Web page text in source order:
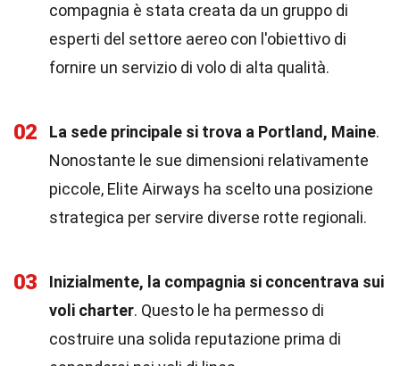
compagnia è stata creata da un gruppo di
esperti del settore aereo con l'obiettivo di
fornire un servizio di volo di alta qualità.
02 La sede principale si trova a Portland, Maine.
Nonostante le sue dimensioni relativamente
piccole, Elite Airways ha scelto una posizione
strategica per servire diverse rotte regionali.
03
Inizialmente, la compagnia si concentrava sui
voli charter. Questo le ha permesso di
costruire una solida reputazione prima di